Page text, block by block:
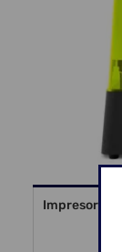
Impresora